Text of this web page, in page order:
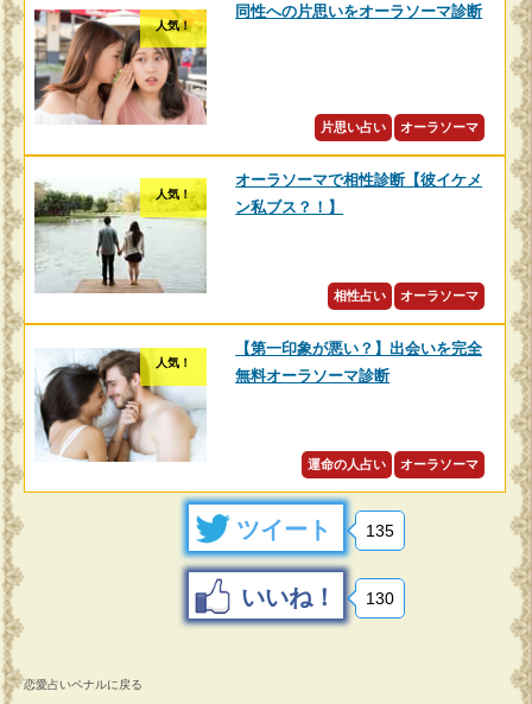
人気！
同性への片思いをオーラソーマ診断
片思い占い オーラソーマ
人気！
オーラソーマで相性診断【彼イケメ
ン私ブス？！】
相性占い オーラソーマ
人気！
【第一印象が悪い？】出会いを完全
無料オーラソーマ診断
運命の人占い オーラソーマ
ツイート 135
いいね！ 130
恋愛占いペナルに戻る